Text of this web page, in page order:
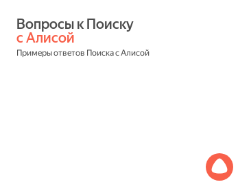
с Алисой
Примеры ответов Поиска с Алисой